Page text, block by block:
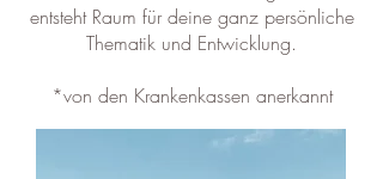
entsteht Raum für deine ganz persönliche
Thematik und Entwicklung.
*von den Krankenkassen anerkannt